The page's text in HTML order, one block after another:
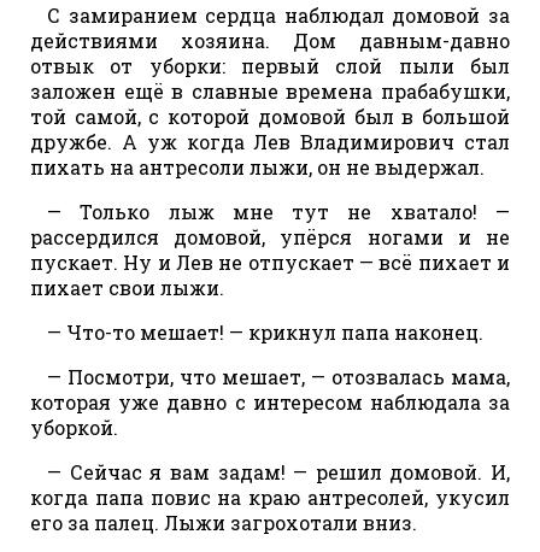
С замиранием сердца наблюдал домовой за
действиями хозяина. Дом давным-давно
отвык от уборки: первый слой пыли был
заложен ещё в славные времена прабабушки,
той самой, с которой домовой был в большой
дружбе. А уж когда Лев Владимирович стал
пихать на антресоли лыжи, он не выдержал.
— Только лыж мне тут не хватало! —
рассердился домовой, упёрся ногами и не
пускает. Ну и Лев не отпускает — всё пихает и
пихает свои лыжи.
— Что-то мешает! — крикнул папа наконец.
— Посмотри, что мешает, — отозвалась мама,
которая уже давно с интересом наблюдала за
уборкой.
— Сейчас я вам задам! — решил домовой. И,
когда папа повис на краю антресолей, укусил
его за палец. Лыжи загрохотали вниз.